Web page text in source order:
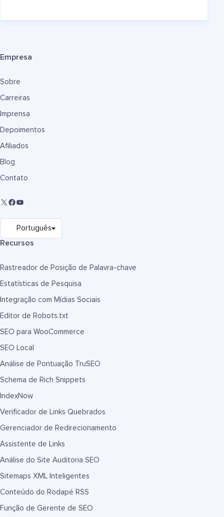
Empresa
Sobre
Carreiras
Imprensa
Depoimentos
Afiliados
Blog
Contato
Recursos
Rastreador de Posição de Palavra-chave
Estatísticas de Pesquisa
Integração com Mídias Sociais
Editor de Robots.txt
SEO para WooCommerce
SEO Local
Análise de Pontuação TruSEO
Schema de Rich Snippets
IndexNow
Verificador de Links Quebrados
Gerenciador de Redirecionamento
Assistente de Links
Análise do Site Auditoria SEO
Sitemaps XML Inteligentes
Conteúdo do Rodapé RSS
Função de Gerente de SEO